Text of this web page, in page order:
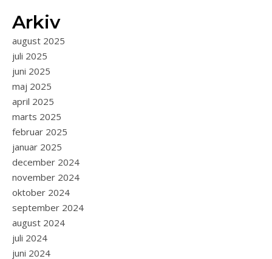
Arkiv
august 2025
juli 2025
juni 2025
maj 2025
april 2025
marts 2025
februar 2025
januar 2025
december 2024
november 2024
oktober 2024
september 2024
august 2024
juli 2024
juni 2024